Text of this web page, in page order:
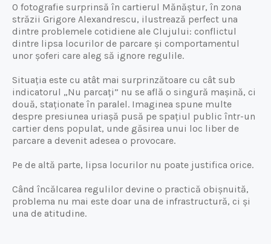
O fotografie surprinsă în cartierul Mănăștur, în zona
străzii Grigore Alexandrescu, ilustrează perfect una
dintre problemele cotidiene ale Clujului: conflictul
dintre lipsa locurilor de parcare și comportamentul
unor șoferi care aleg să ignore regulile.
Situația este cu atât mai surprinzătoare cu cât sub
indicatorul „Nu parcați” nu se află o singură mașină, ci
două, staționate în paralel. Imaginea spune multe
despre presiunea uriașă pusă pe spațiul public într-un
cartier dens populat, unde găsirea unui loc liber de
parcare a devenit adesea o provocare.
Pe de altă parte, lipsa locurilor nu poate justifica orice.
Când încălcarea regulilor devine o practică obișnuită,
problema nu mai este doar una de infrastructură, ci și
una de atitudine.